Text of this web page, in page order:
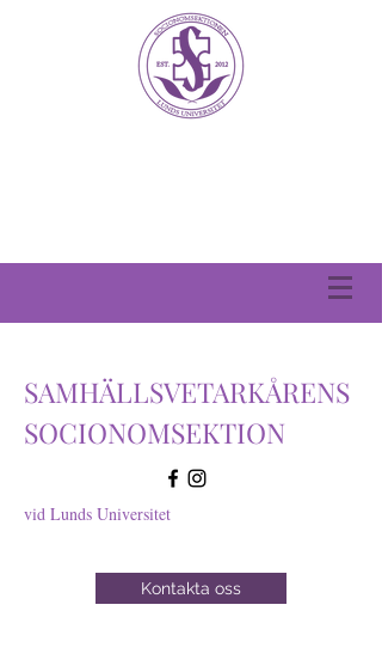
SAMHÄLLSVETARKÅRENS
SOCIONOMSEKTION
vid Lunds Universitet
Kontakta oss